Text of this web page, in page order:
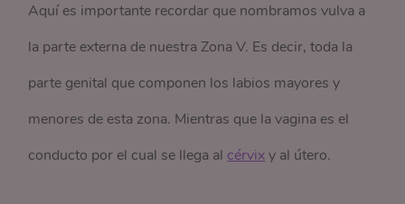
Aquí es importante recordar que nombramos vulva a
la parte externa de nuestra Zona V. Es decir, toda la
parte genital que componen los labios mayores y
menores de esta zona. Mientras que la vagina es el
conducto por el cual se llega al cérvixy al útero.